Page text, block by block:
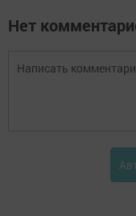
Нет